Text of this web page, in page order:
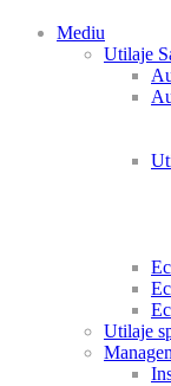
Mediu
Utilaje
Utilaje